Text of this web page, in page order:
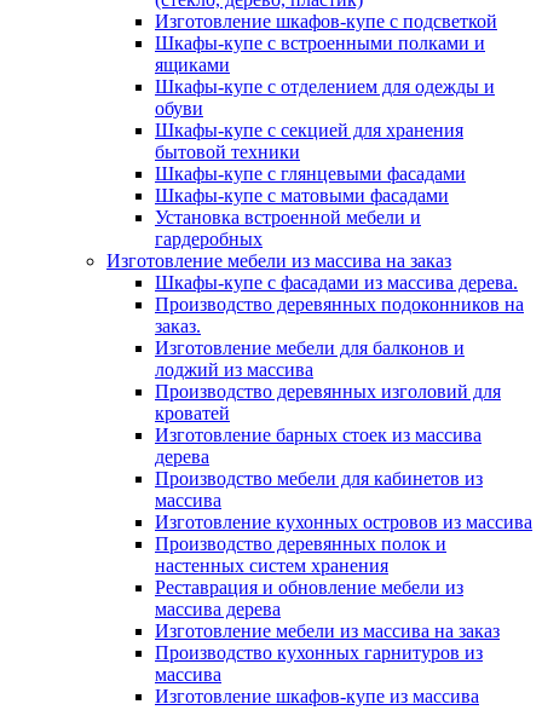
Изготовление шкафов-купе с подсветкой
Шкафы-купе с встроенными полками и
ящиками
Шкафы-купе с отделением для одежды и
обуви
Шкафы-купе с секцией для хранения
бытовой техники
Шкафы-купе с глянцевыми фасадами
Шкафы-купе с матовыми фасадами
Установка встроенной мебели и
гардеробных
Изготовление мебели из массива на заказ
Шкафы-купе с фасадами из массива дерева.
Производство деревянных подоконников на
заказ.
Изготовление мебели для балконов и
лоджий из массива
Производство деревянных изголовий для
кроватей
Изготовление барных стоек из массива
дерева
Производство мебели для кабинетов из
массива
Изготовление кухонных островов из массива
Производство деревянных полок и
настенных систем хранения
Реставрация и обновление мебели из
массива дерева
Изготовление мебели из массива на заказ
Производство кухонных гарнитуров из
массива
Изготовление шкафов-купе из массива